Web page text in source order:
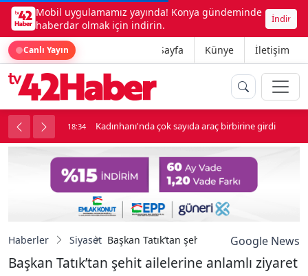
Mobil uygulamamız yayında! Konya gündeminde
haberdar olmak için indirin.
İndir
Canlı Yayın Ana Sayfa Künye İletişim
18:34 Kadınhanı'nda çok sayıda araç birbirine girdi
Haberler Siyaset Başkan Tatık’tan şehit ailelerine anlamlı
Google News
Başkan Tatık’tan şehit ailelerine anlamlı ziyaret